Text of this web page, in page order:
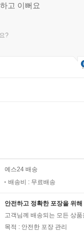
고 이뻐요
?
예스24 배송
배송비 : 무료배송
안전하고 정확한 포장을 위
고객님께 배송되는 모든 상
목적 : 안전한 포장 관리